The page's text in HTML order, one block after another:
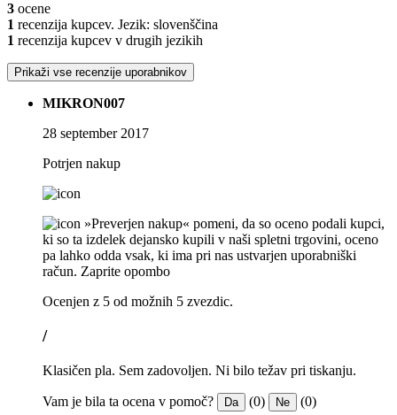
3 ocene
1 recenzija kupcev. Jezik: slovenščina
1 recenzija kupcev v drugih jezikih
Prikaži vse recenzije uporabnikov
MIKRON007
28 september 2017
Potrjen nakup
»Preverjen nakup« pomeni, da so oceno podali kupci,
ki so ta izdelek dejansko kupili v naši spletni trgovini, oceno
pa lahko odda vsak, ki ima pri nas ustvarjen uporabniški
račun. Zaprite opombo
Ocenjen z 5 od možnih 5 zvezdic.
/
Klasičen pla. Sem zadovoljen. Ni bilo težav pri tiskanju.
Vam je bila ta ocena v pomoč? Da (0) Ne (0)